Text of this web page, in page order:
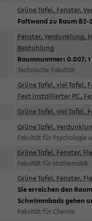
Grüne Tafel, Fenster,
Faltwand zu Raum B2-
Fenster, Verdunklung,
Bestuhlung
Raumnummer: 0.007,
Technische Fakultät
Grüne Tafel, viel Tafel,
Fest installierter PC,
Grüne Tafel, viel Tafel,
Grüne Tafel,
Fakultät für Psychologie
Grüne Tafel, Fenster,
Fakultät für Mathematik
Grüne Tafel, Fenster,
Sie erreichen den
Schwimmbads gehen
Fakultät für Chemie